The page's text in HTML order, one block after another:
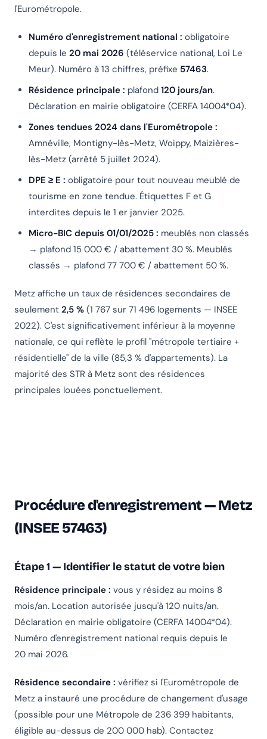
l'Eurométropole.
Numéro d'enregistrement national : obligatoire
depuis le 20 mai 2026 (téléservice national, Loi Le
Meur). Numéro à 13 chiffres, préfixe 57463.
Résidence principale : plafond 120 jours/an.
Déclaration en mairie obligatoire (CERFA 14004*04).
Zones tendues 2024 dans l'Eurométropole :
Amnéville, Montigny-lès-Metz, Woippy, Maizières-
lès-Metz (arrêté 5 juillet 2024).
DPE ≥ E : obligatoire pour tout nouveau meublé de
tourisme en zone tendue. Étiquettes F et G
interdites depuis le 1 er janvier 2025.
Micro-BIC depuis 01/01/2025 : meublés non classés
→ plafond 15 000 € / abattement 30 %. Meublés
classés → plafond 77 700 € / abattement 50 %.
Metz affiche un taux de résidences secondaires de
seulement 2,5 % (1 767 sur 71 496 logements — INSEE
2022). C'est significativement inférieur à la moyenne
nationale, ce qui reflète le profil "métropole tertiaire +
résidentielle" de la ville (85,3 % d'appartements). La
majorité des STR à Metz sont des résidences
principales louées ponctuellement.
Procédure d'enregistrement — Metz
(INSEE 57463)
Étape 1 — Identifier le statut de votre bien
Résidence principale : vous y résidez au moins 8
mois/an. Location autorisée jusqu'à 120 nuits/an.
Déclaration en mairie obligatoire (CERFA 14004*04).
Numéro d'enregistrement national requis depuis le
20 mai 2026.
Résidence secondaire : vérifiez si l'Eurométropole de
Metz a instauré une procédure de changement d'usage
(possible pour une Métropole de 236 399 habitants,
éligible au-dessus de 200 000 hab). Contactez